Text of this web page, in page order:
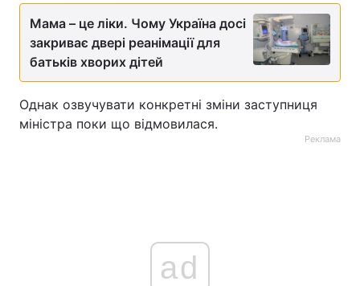
Мама – це ліки. Чому Україна досі
закриває двері реанімації для
батьків хворих дітей
Однак озвучувати конкретні зміни заступниця
міністра поки що відмовилася.
Реклама
ad